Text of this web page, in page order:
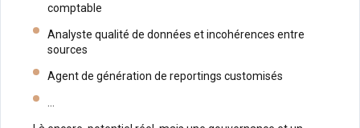
comptable
Analyste qualité de données et incohérences entre
sources
Agent de génération de reportings customisés